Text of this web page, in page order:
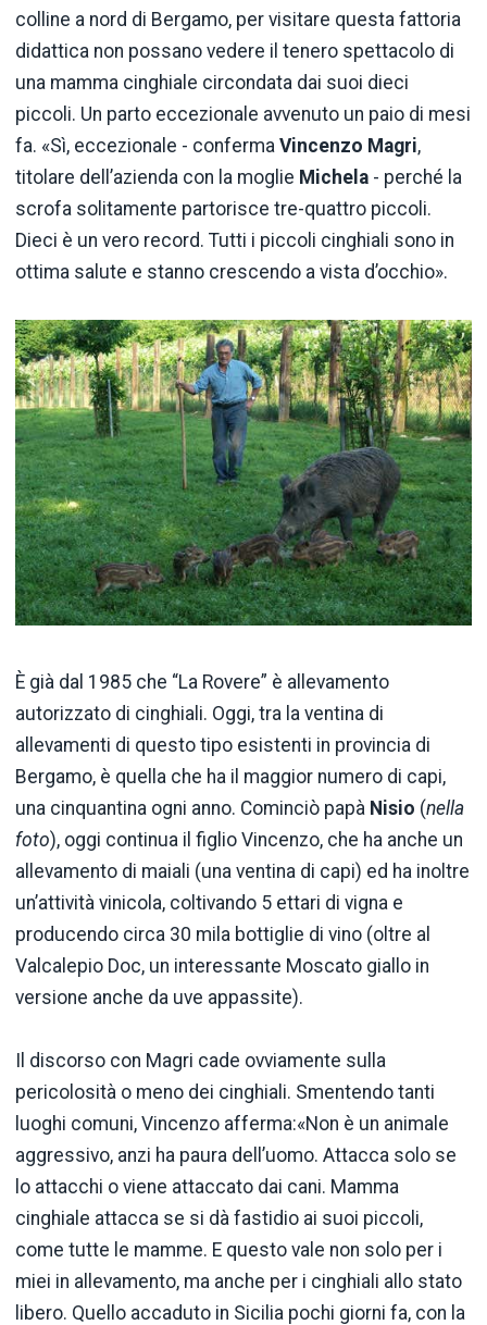
colline a nord di Bergamo, per visitare questa fattoria
didattica non possano vedere il tenero spettacolo di
una mamma cinghiale circondata dai suoi dieci
piccoli. Un parto eccezionale avvenuto un paio di mesi
fa. «Sì, eccezionale - conferma Vincenzo Magri,
titolare dell’azienda con la moglie Michela - perché la
scrofa solitamente partorisce tre-quattro piccoli.
Dieci è un vero record. Tutti i piccoli cinghiali sono in
ottima salute e stanno crescendo a vista d’occhio».
È già dal 1985 che “La Rovere” è allevamento
autorizzato di cinghiali. Oggi, tra la ventina di
allevamenti di questo tipo esistenti in provincia di
Bergamo, è quella che ha il maggior numero di capi,
una cinquantina ogni anno. Cominciò papà Nisio (nella
foto), oggi continua il figlio Vincenzo, che ha anche un
allevamento di maiali (una ventina di capi) ed ha inoltre
un’attività vinicola, coltivando 5 ettari di vigna e
producendo circa 30 mila bottiglie di vino (oltre al
Valcalepio Doc, un interessante Moscato giallo in
versione anche da uve appassite).
Il discorso con Magri cade ovviamente sulla
pericolosità o meno dei cinghiali. Smentendo tanti
luoghi comuni, Vincenzo afferma:«Non è un animale
aggressivo, anzi ha paura dell’uomo. Attacca solo se
lo attacchi o viene attaccato dai cani. Mamma
cinghiale attacca se si dà fastidio ai suoi piccoli,
come tutte le mamme. E questo vale non solo per i
miei in allevamento, ma anche per i cinghiali allo stato
libero. Quello accaduto in Sicilia pochi giorni fa, con la